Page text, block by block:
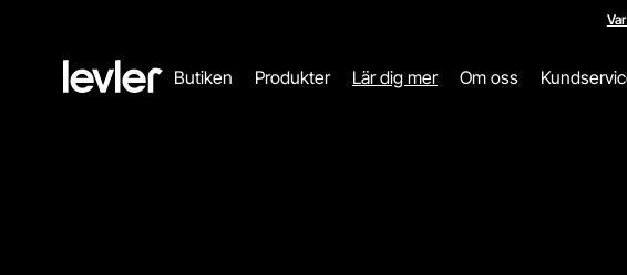
Header.toStartPagee
Butiken Produkter Lär dig mer Om oss